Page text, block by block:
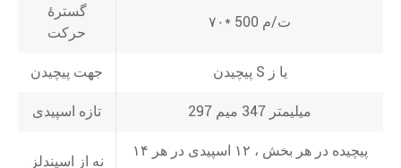
گسترۀ
حرکت
۷۰* 500 ت/م
جهت پیچیدن پیچیدن S یا ز
تازه اسپیدی 297 ميليمتر 347 ميم
نه از اسپندلز
۱۴ پیچیده در هر بخش ، ۱۲ اسپیدی در هر